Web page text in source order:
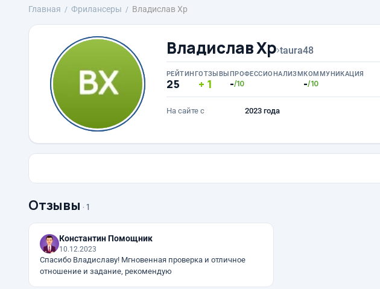
Главная Фрилансеры Владислав Хр
Владислав Хр›taura48
РЕЙТИНГ
25
ОТЗЫВЫ
1
ПРОФЕССИОНАЛИЗМ
-/10
КОММУНИКАЦИЯ
-/10
На сайте с 2023 года
Отзывы · 1
Константин Помощник
10.12.2023
Спасибо Владиславу! Мгновенная проверка и отличное
отношение и задание, рекомендую